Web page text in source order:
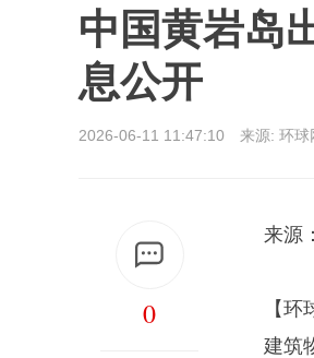
中国黄岩岛
息公开
2026-06-11 11:47:10 来源: 环球
0
来源
【
建筑